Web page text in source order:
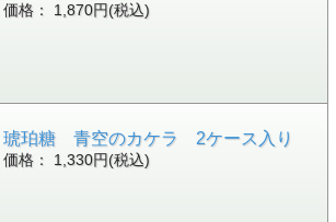
価格： 1,870円(税込)
琥珀糖 青空のカケラ 2ケース入り
価格： 1,330円(税込)